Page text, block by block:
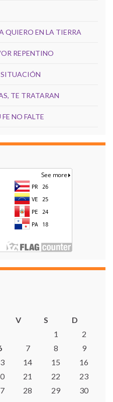
QUIERO EN LA TIERRA
REPENTINO
SITUACIÓN
TE TRATARAN
NO FALTE
V S
D
1
2
7 8
9
14 15
16
21 22
23
28 29
30